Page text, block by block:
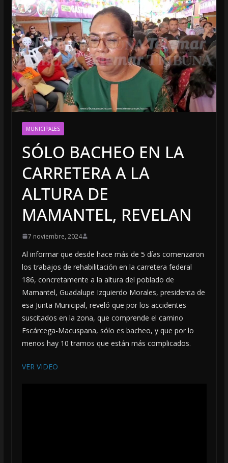
MUNICIPALES
SÓLO BACHEO EN LA
CARRETERA A LA
ALTURA DE
MAMANTEL, REVELAN
7 noviembre, 2024
Al informar que desde hace más de 5 días comenzaron
los trabajos de rehabilitación en la carretera federal
186, concretamente a la altura del poblado de
Mamantel, Guadalupe Izquierdo Morales, presidenta de
esa Junta Municipal, reveló que por los accidentes
suscitados en la zona, que comprende el camino
Escárcega-Macuspana, sólo es bacheo, y que por lo
menos hay 10 tramos que están más complicados.
VER VIDEO